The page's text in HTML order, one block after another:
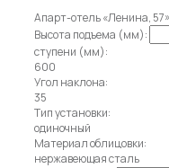
Апарт-отель «Ленина, 57»
Высота подъема (мм):
ступени (мм):
600
Угол наклона:
35
Тип установки:
одиночный
Материал облицовки:
нержавеющая сталь